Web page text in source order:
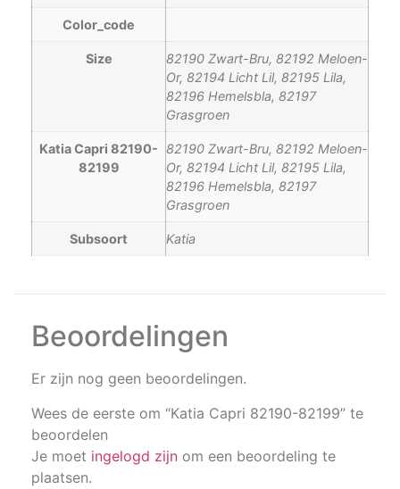
Color_code
Size
82190 Zwart-Bru, 82192 Meloen-
Or, 82194 Licht Lil, 82195 Lila,
82196 Hemelsbla, 82197
Grasgroen
Katia Capri 82190-
82199
82190 Zwart-Bru, 82192 Meloen-
Or, 82194 Licht Lil, 82195 Lila,
82196 Hemelsbla, 82197
Grasgroen
Subsoort Katia
Beoordelingen
Er zijn nog geen beoordelingen.
Wees de eerste om “Katia Capri 82190-82199” te
beoordelen
Je moet ingelogd zijn om een beoordeling te
plaatsen.